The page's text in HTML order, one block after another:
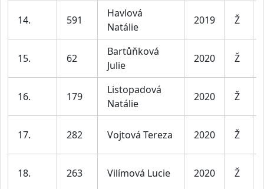
14. 591
Havlová
Natálie
2019 Ž
15. 62
Bartůňková
Julie
2020 Ž
16. 179
Listopadová
Natálie
2020 Ž
17. 282 Vojtová Tereza 2020 Ž
18. 263 Vilímová Lucie 2020 Ž